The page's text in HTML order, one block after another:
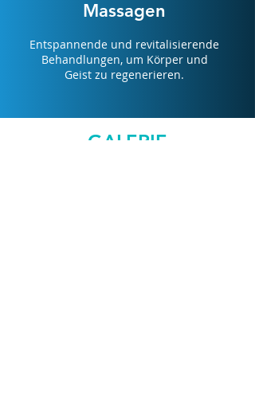
Massagen
Entspannende und revitalisierende
Behandlungen, um Körper und
Geist zu regenerieren.
GALERIE